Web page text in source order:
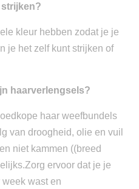
strijken?
kleur hebben zodat je je
je het zelf kunt strijken of
haarverlengsels?
haar weefbundels
van droogheid, olie en vuil
niet kammen ((breed
ervoor dat je je
wast en